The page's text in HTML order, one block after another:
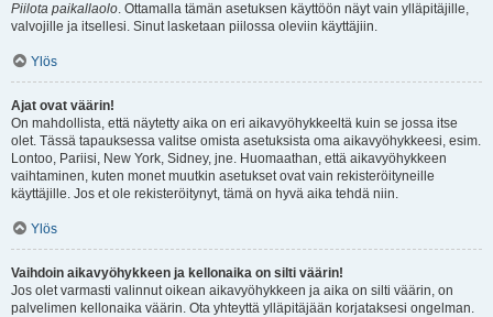
Piilota paikallaolo. Ottamalla tämän asetuksen käyttöön näyt vain ylläpitäjille,
valvojille ja itsellesi. Sinut lasketaan piilossa oleviin käyttäjiin.
Ylös
Ajat ovat väärin!
On mahdollista, että näytetty aika on eri aikavyöhykkeeltä kuin se jossa itse
olet. Tässä tapauksessa valitse omista asetuksista oma aikavyöhykkeesi, esim.
Lontoo, Pariisi, New York, Sidney, jne. Huomaathan, että aikavyöhykkeen
vaihtaminen, kuten monet muutkin asetukset ovat vain rekisteröityneille
käyttäjille. Jos et ole rekisteröitynyt, tämä on hyvä aika tehdä niin.
Ylös
Vaihdoin aikavyöhykkeen ja kellonaika on silti väärin!
Jos olet varmasti valinnut oikean aikavyöhykkeen ja aika on silti väärin, on
palvelimen kellonaika väärin. Ota yhteyttä ylläpitäjään korjataksesi ongelman.